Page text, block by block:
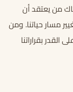
من يعتقد أن
مسار حياتنا. ومن
القدر بقراراتنا